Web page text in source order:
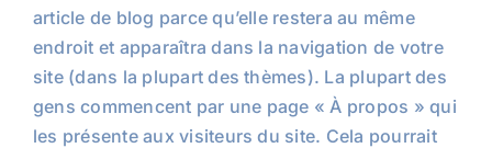
article de blog parce qu’elle restera au même
endroit et apparaîtra dans la navigation de votre
site (dans la plupart des thèmes). La plupart des
gens commencent par une page « À propos » qui
les présente aux visiteurs du site. Cela pourrait